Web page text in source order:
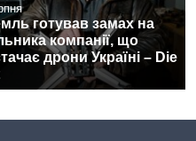
готував замах на
компанії, що
дрони Україні – Die